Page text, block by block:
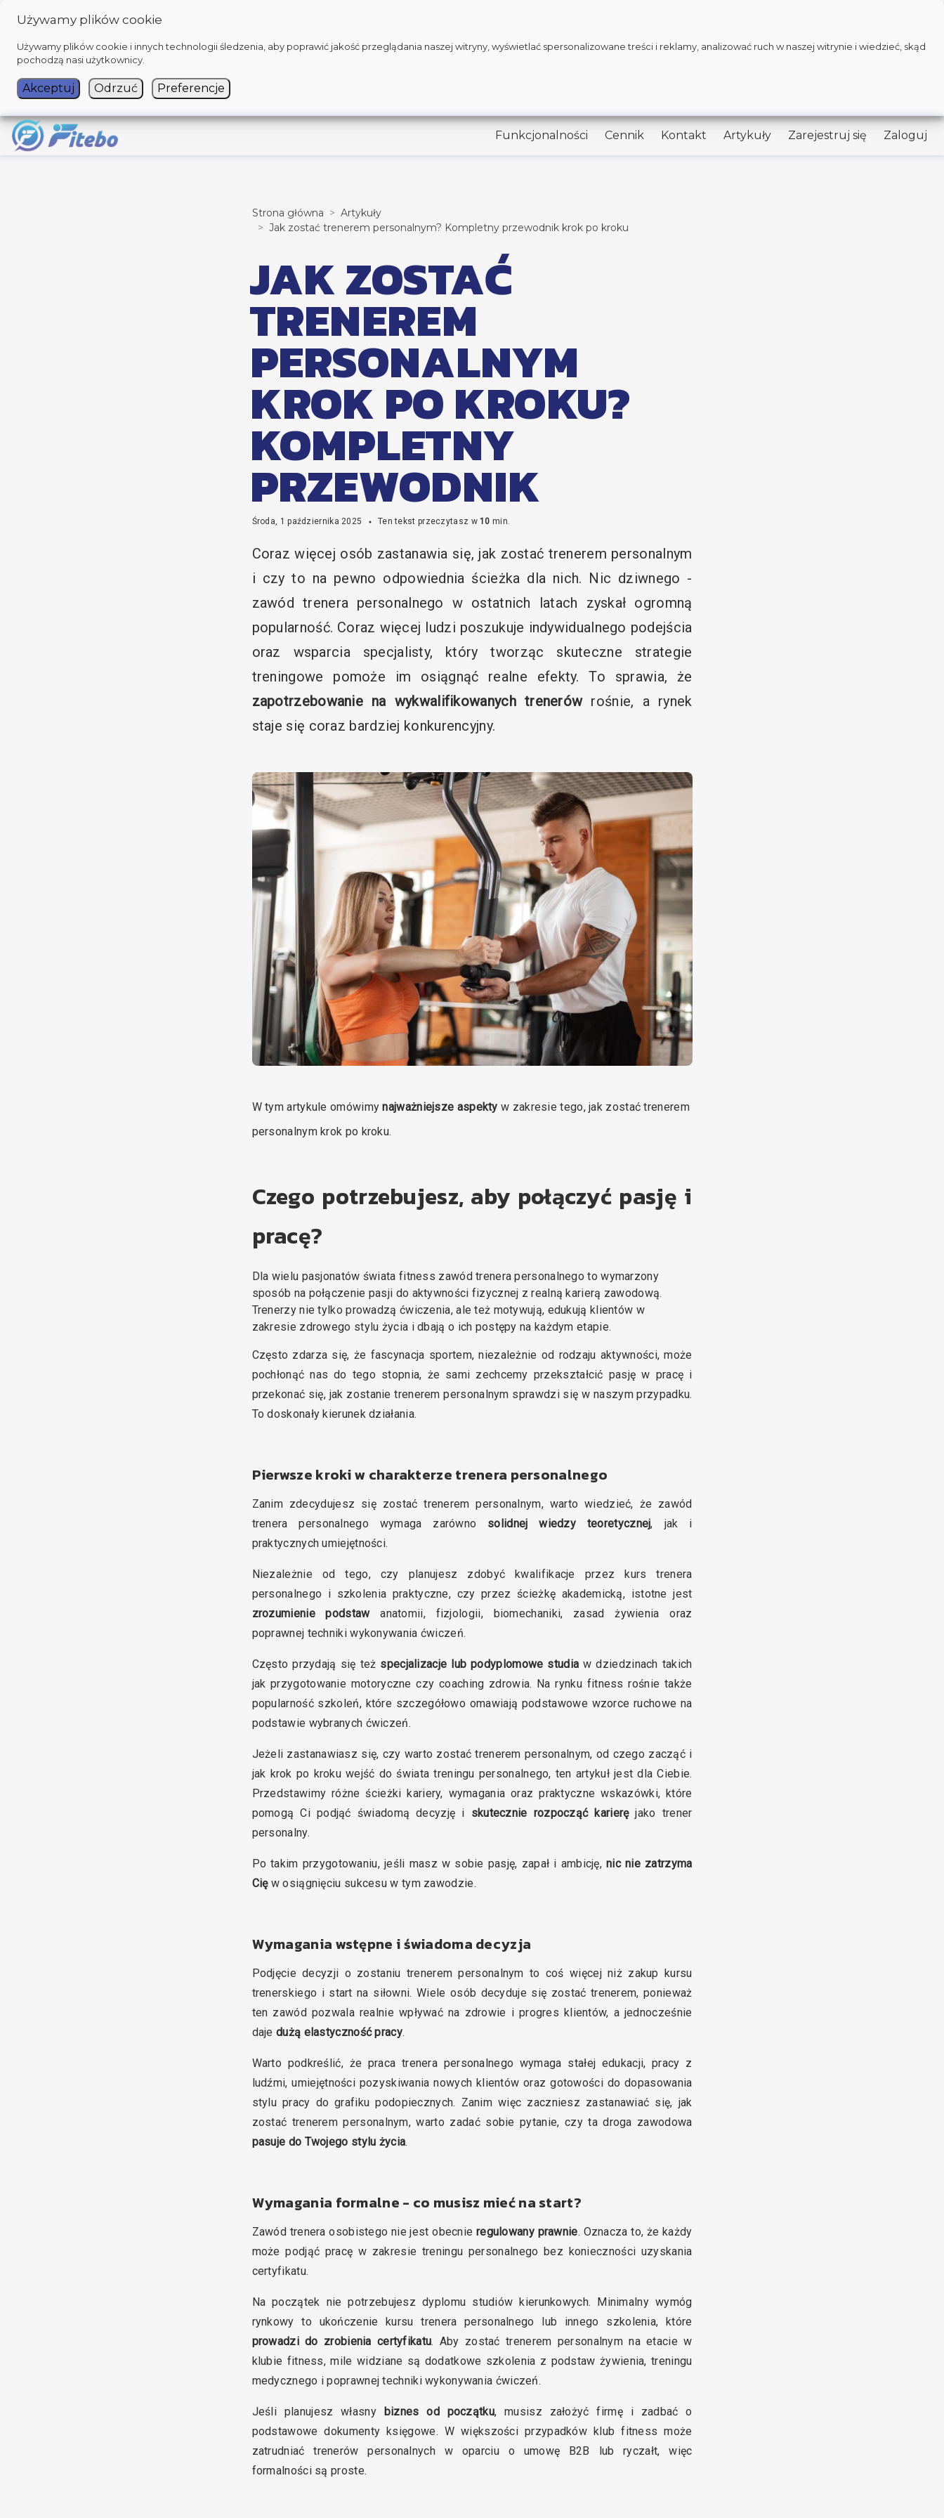
Używamy plików cookie
Używamy plików cookie i innych technologii śledzenia, aby poprawić jakość przeglądania naszej witryny, wyświetlać spersonalizowane treści i reklamy, analizować ruch w naszej witrynie i wiedzieć, skąd
pochodzą nasi użytkownicy.
Akceptuj Odrzuć Preferencje
Funkcjonalności Cennik Kontakt Artykuły Zarejestruj się Zaloguj
Strona główna
Artykuły
Jak zostać trenerem personalnym? Kompletny przewodnik krok po kroku
JAK ZOSTAĆ
TRENEREM
PERSONALNYM
KROK PO KROKU?
KOMPLETNY
PRZEWODNIK
Środa, 1 października 2025 Ten tekst przeczytasz w10 min.
Coraz więcej osób zastanawia się, jak zostać trenerem personalnym
i czy to na pewno odpowiednia ścieżka dla nich. Nic dziwnego -
zawód trenera personalnego w ostatnich latach zyskał ogromną
popularność. Coraz więcej ludzi poszukuje indywidualnego podejścia
oraz wsparcia specjalisty, który tworząc skuteczne strategie
treningowe pomoże im osiągnąć realne efekty. To sprawia, że
zapotrzebowanie na wykwalifikowanych trenerówrośnie, a rynek
staje się coraz bardziej konkurencyjny.
W tym artykule omówimynajważniejsze aspekty w zakresie tego, jak zostać trenerem
personalnym krok po kroku.
Czego potrzebujesz, aby połączyć pasję i
pracę?
Dla wielu pasjonatów świata fitness zawód trenera personalnego to wymarzony
sposób na połączenie pasji do aktywności fizycznej z realną karierą zawodową.
Trenerzy nie tylko prowadzą ćwiczenia, ale też motywują, edukują klientów w
zakresie zdrowego stylu życia i dbają o ich postępy na każdym etapie.
Często zdarza się, że fascynacja sportem, niezależnie od rodzaju aktywności, może
pochłonąć nas do tego stopnia, że sami zechcemy przekształcić pasję w pracę i
przekonać się, jak zostanie trenerem personalnym sprawdzi się w naszym przypadku.
To doskonały kierunek działania.
Pierwsze kroki w charakterze trenera personalnego
Zanim zdecydujesz się zostać trenerem personalnym, warto wiedzieć, że zawód
trenera personalnego wymaga zarówno solidnej wiedzy teoretycznej, jak i
praktycznych umiejętności.
Niezależnie od tego, czy planujesz zdobyć kwalifikacje przez kurs trenera
personalnego i szkolenia praktyczne, czy przez ścieżkę akademicką, istotne jest
zrozumienie podstawanatomii, fizjologii, biomechaniki, zasad żywienia oraz
poprawnej techniki wykonywania ćwiczeń.
Często przydają się też specjalizacje lub podyplomowe studia w dziedzinach takich
jak przygotowanie motoryczne czy coaching zdrowia. Na rynku fitness rośnie także
popularność szkoleń, które szczegółowo omawiają podstawowe wzorce ruchowe na
podstawie wybranych ćwiczeń.
Jeżeli zastanawiasz się, czy warto zostać trenerem personalnym, od czego zacząć i
jak krok po kroku wejść do świata treningu personalnego, ten artykuł jest dla Ciebie.
Przedstawimy różne ścieżki kariery, wymagania oraz praktyczne wskazówki, które
pomogą Ci podjąć świadomą decyzję i skutecznie rozpocząć karieręjako trener
personalny.
Po takim przygotowaniu, jeśli masz w sobie pasję, zapał i ambicję,nic nie zatrzyma
Cięw osiągnięciu sukcesu w tym zawodzie.
Wymagania wstępne i świadoma decyzja
Podjęcie decyzji o zostaniu trenerem personalnym to coś więcej niż zakup kursu
trenerskiego i start na siłowni. Wiele osób decyduje się zostać trenerem, ponieważ
ten zawód pozwala realnie wpływać na zdrowie i progres klientów, a jednocześnie
daje dużą elastyczność pracy.
Warto podkreślić, że praca trenera personalnego wymaga stałej edukacji, pracy z
ludźmi, umiejętności pozyskiwania nowych klientów oraz gotowości do dopasowania
stylu pracy do grafiku podopiecznych. Zanim więc zaczniesz zastanawiać się, jak
zostać trenerem personalnym, warto zadać sobie pytanie, czy ta droga zawodowa
pasuje do Twojego stylu życia.
Wymagania formalne - co musisz mieć na start?
Zawód trenera osobistego nie jest obecnie regulowany prawnie. Oznacza to, że każdy
może podjąć pracę w zakresie treningu personalnego bez konieczności uzyskania
certyfikatu.
Na początek nie potrzebujesz dyplomu studiów kierunkowych. Minimalny wymóg
rynkowy to ukończenie kursu trenera personalnego lub innego szkolenia, które
prowadzi do zrobienia certyfikatu. Aby zostać trenerem personalnym na etacie w
klubie fitness, mile widziane są dodatkowe szkolenia z podstaw żywienia, treningu
medycznego i poprawnej techniki wykonywania ćwiczeń.
Jeśli planujesz własny biznes od początku, musisz założyć firmę i zadbać o
podstawowe dokumenty księgowe. W większości przypadków klub fitness może
zatrudniać trenerów personalnych w oparciu o umowę B2B lub ryczałt, więc
formalności są proste.